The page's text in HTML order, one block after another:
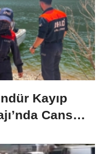
Kayıp
Cansız